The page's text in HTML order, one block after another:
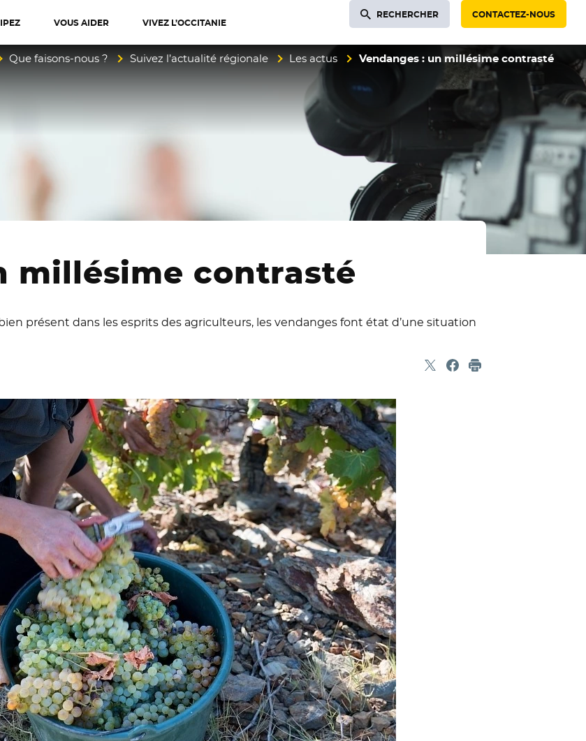
VOUS AIDER VIVEZ L’OCCITANIE
RECHERCHER CONTACTEZ-NOUS
Que faisons-nous ? Suivez l’actualité régionale Les actus Vendanges : un millésime contrasté
millésime contrasté
présent dans les esprits des agriculteurs, les vendanges font état d’une situation
Partager sur X
- Nouvelle fenêtre
Partager sur Facebook
- Nouvelle fenêtre
Imprimer